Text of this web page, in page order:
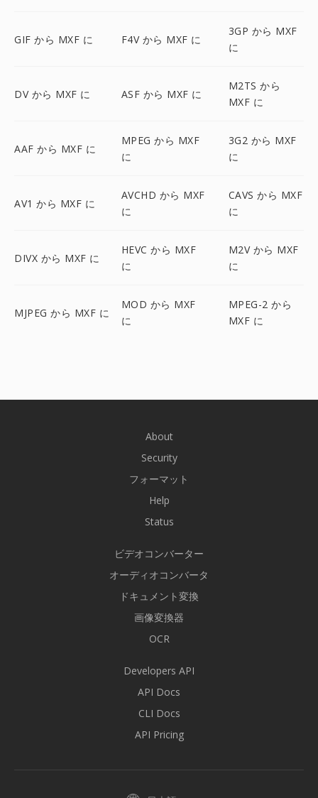
GIF から MXF に F4V から MXF に
3GP から MXF
に
DV から MXF に ASF から MXF に
M2TS から
MXF に
AAF から MXF に
MPEG から MXF
に
3G2 から MXF
に
AV1 から MXF に
AVCHD から MXF
に
CAVS から MXF
に
DIVX から MXF に
HEVC から MXF
に
M2V から MXF
に
MJPEG から MXF に
MOD から MXF
に
MPEG-2 から
MXF に
About
Security
フォーマット
Help
Status
ビデオコンバーター
オーディオコンバータ
ドキュメント変換
画像変換器
OCR
Developers API
API Docs
CLI Docs
API Pricing